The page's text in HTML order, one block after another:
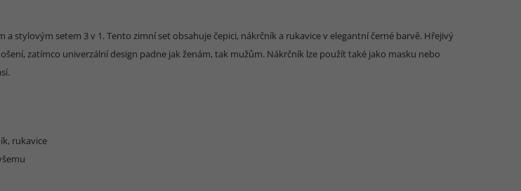
a stylovým setem 3 v 1. Tento zimní set obsahuje čepici, nákrčník a rukavice v elegantní černé barvě. Hřejivý
zatímco univerzální design padne jak ženám, tak mužům. Nákrčník lze použít také jako masku nebo
rukavice